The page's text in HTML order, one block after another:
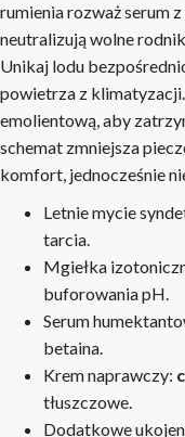
rumienia rozważ serum z
neutralizują wolne
Unikaj lodu
powietrza z
emolientową, aby
schemat zmniejsza
komfort, jednocześnie
Letnie mycie
tarcia.
Mgiełka
buforowania pH.
Serum
betaina.
Krem naprawczy:
tłuszczowe.
Dodatkowe